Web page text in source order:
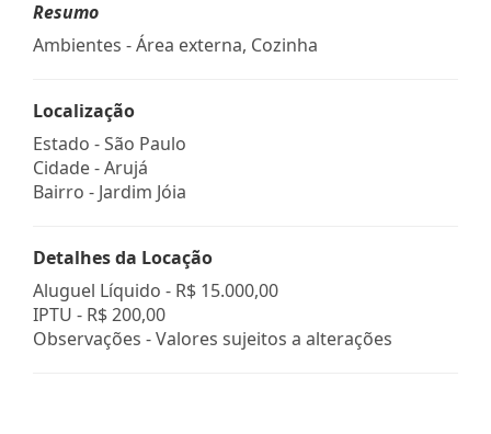
Resumo
Ambientes - Área externa, Cozinha
Localização
Estado -São Paulo
Cidade -Arujá
Bairro - Jardim Jóia
Detalhes da Locação
Aluguel Líquido - R$ 15.000,00
IPTU - R$ 200,00
Observações - Valores sujeitos a alterações